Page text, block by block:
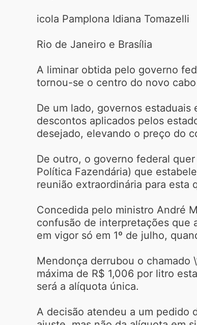
icola Pamplona Idiana Tomazelli
Rio de Janeiro e Brasília
A liminar obtida pelo governo
tornou-se o centro do novo
De um lado, governos
descontos aplicados pelos
desejado, elevando o preço do
De outro, o governo federal
Política Fazendária) que
reunião extraordinária para esta
Concedida pelo ministro André
confusão de interpretações que
em vigor só em 1º de julho,
Mendonça derrubou o chamado
máxima de R$ 1,006 por litro
será a alíquota única.
A decisão atendeu a um pedido